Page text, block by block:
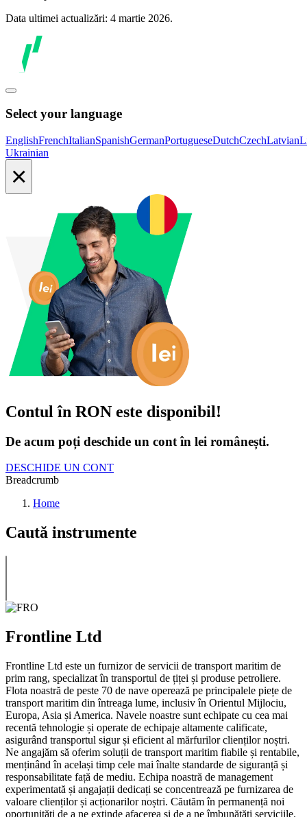
Data ultimei actualizări: 4 martie 2026.
Select your language
EnglishFrenchItalianSpanishGermanPortugueseDutchCzechLatvian
Ukrainian
×
Contul în RON este disponibil!
De acum poți deschide un cont în lei românești.
DESCHIDE UN CONT
Breadcrumb
Home
Caută instrumente
Frontline Ltd
Frontline Ltd este un furnizor de servicii de transport maritim de
prim rang, specializat în transportul de țiței și produse petroliere.
Flota noastră de peste 70 de nave operează pe principalele piețe de
transport maritim din întreaga lume, inclusiv în Orientul Mijlociu,
Europa, Asia și America. Navele noastre sunt echipate cu cea mai
recentă tehnologie și operate de echipaje altamente calificate,
asigurând transportul sigur și eficient al mărfurilor clienților noștri.
Ne angajăm să oferim soluții de transport maritim fiabile și rentabile,
menținând în același timp cele mai înalte standarde de siguranță și
responsabilitate față de mediu. Echipa noastră de management
experimentată și angajații dedicați se concentrează pe furnizarea de
valoare clienților și acționarilor noștri. Căutăm în permanență noi
oportunități de a ne extinde afacerea și de a ne îmbunătăți serviciile.